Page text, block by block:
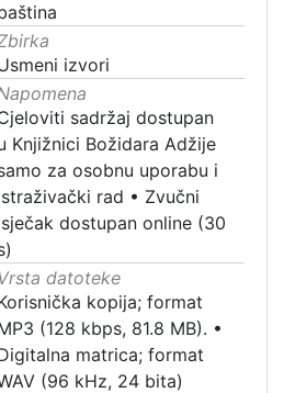
izvori
sadržaj dostupan
Knjižnici Božidara Adžije
za osobnu uporabu i
rad • Zvučni
dostupan online (30
datoteke
kopija; format
(128 kbps, 81.8 MB). •
matrica; format
(96 kHz, 24 bita)